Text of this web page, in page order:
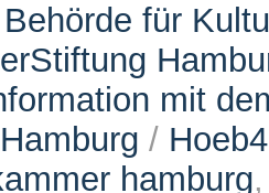
Behörde für
mit
/
hamburg